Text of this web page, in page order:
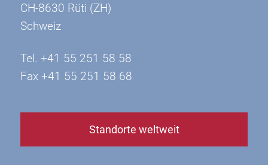
CH-8630 Rüti (ZH)
Schweiz
Tel. +41 55 251 58 58
Fax +41 55 251 58 68
Standorte weltweit